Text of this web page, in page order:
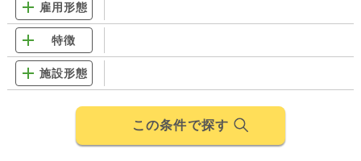
雇用形態
特徴
施設形態
この条件で探す